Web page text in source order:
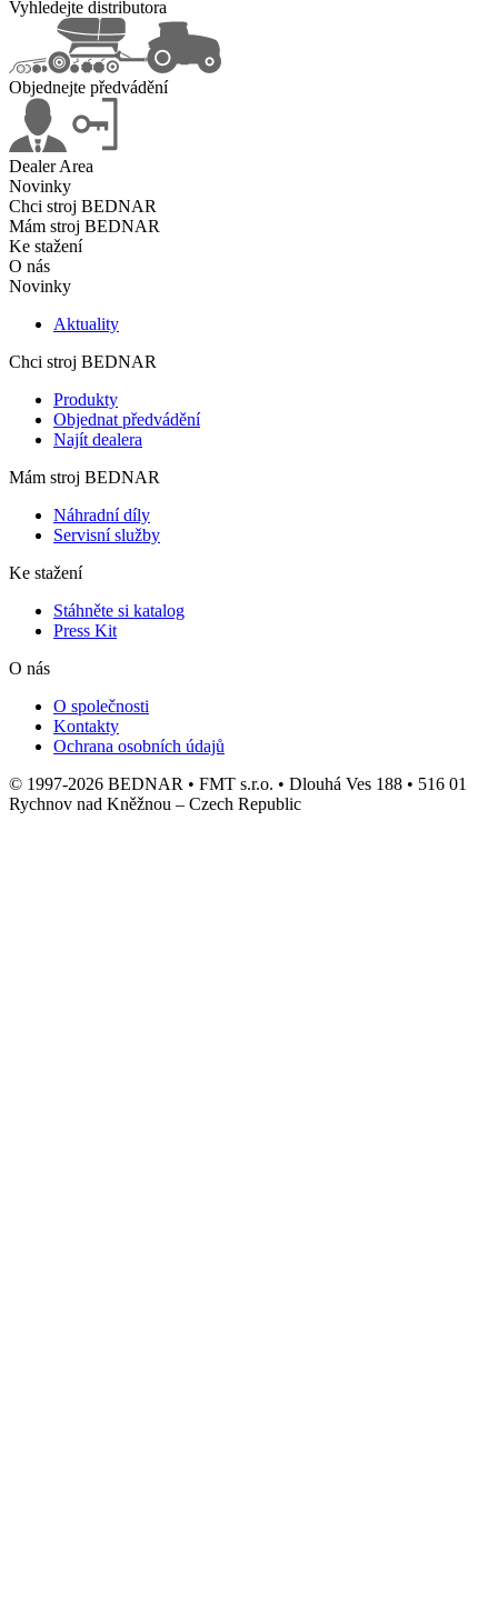
Vyhledejte distributora
Objednejte předvádění
Dealer Area
Novinky
Chci stroj BEDNAR
Mám stroj BEDNAR
Ke stažení
O nás
Novinky
Aktuality
Chci stroj BEDNAR
Produkty
Objednat předvádění
Najít dealera
Mám stroj BEDNAR
Náhradní díly
Servisní služby
Ke stažení
Stáhněte si katalog
Press Kit
O nás
O společnosti
Kontakty
Ochrana osobních údajů
© 1997-2026 BEDNAR • FMT s.r.o. • Dlouhá Ves 188 • 516 01
Rychnov nad Kněžnou – Czech Republic